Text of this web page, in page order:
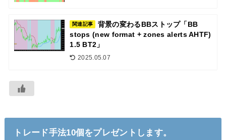
関連記事
背景の変わるBBストップ「BB
stops (new format + zones alerts AHTF)
1.5 BT2」
2025.05.07
トレード手法10個をプレゼントします。